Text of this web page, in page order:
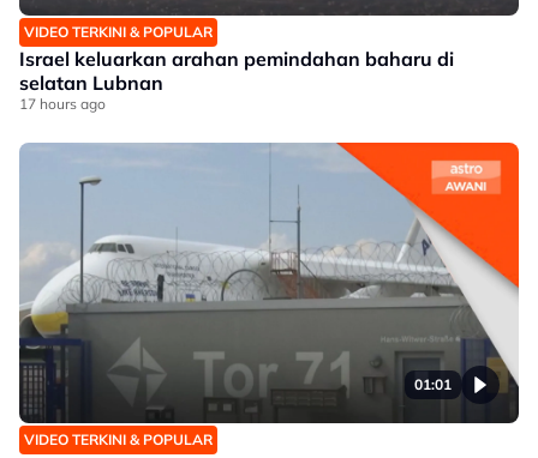
VIDEO TERKINI & POPULAR
Israel keluarkan arahan pemindahan baharu di
selatan Lubnan
17 hours ago
01:01
VIDEO TERKINI & POPULAR